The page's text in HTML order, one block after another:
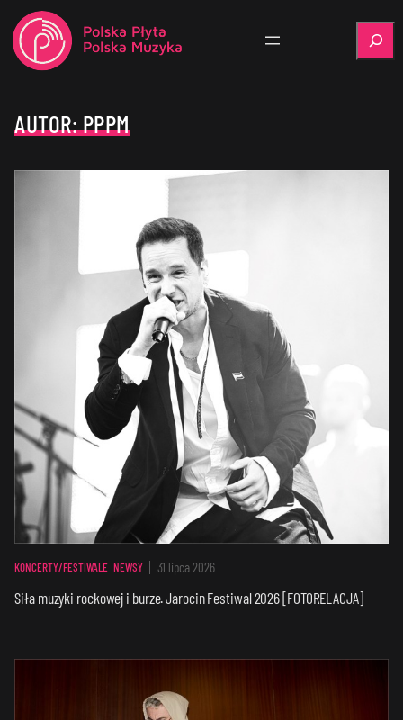
AUTOR:PPPM
KONCERTY/FESTIWALE NEWSY 31 lipca 2026
Siła muzyki rockowej i burze. Jarocin Festiwal 2026 [FOTORELACJA]